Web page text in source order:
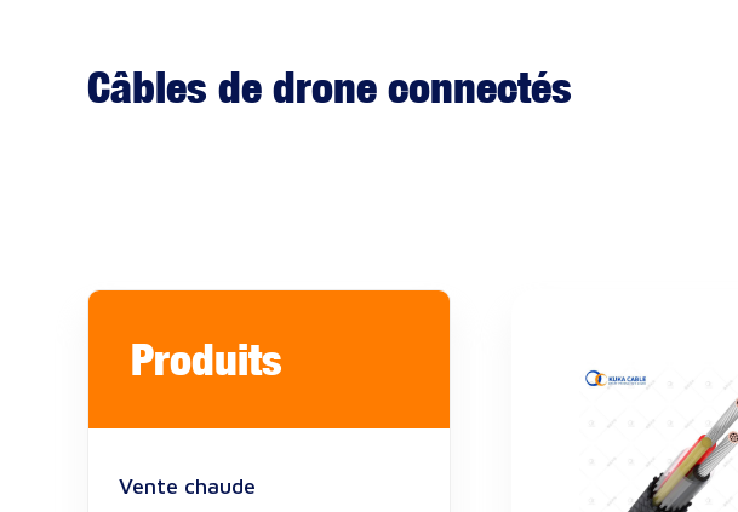
Câbles de drone connectés
Produits
Vente chaude